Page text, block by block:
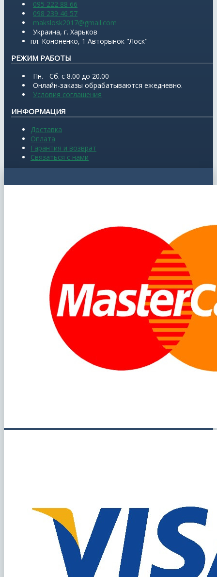
095 222 88 66
098 239 46 57
makslosk2017@gmail.com
Украина, г. Харьков
пл. Кононенко, 1 Авторынок "Лоск"
РЕЖИМ РАБОТЫ
Пн. - Сб. с 8.00 до 20.00
Онлайн-заказы обрабатываются ежедневно.
Условия соглашения
ИНФОРМАЦИЯ
Доставка
Оплата
Гарантия и возврат
Связаться с нами